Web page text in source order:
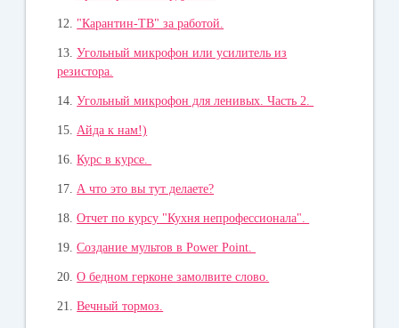
12. "Карантин-ТВ" за работой.
13.Угольный микрофон или усилитель из
резистора.
14.Угольный микрофон для ленивых. Часть 2.
15.Айда к нам!)
16.Курс в курсе.
17.А что это вы тут делаете?
18.Отчет по курсу "Кухня непрофессионала".
19.Создание мультов в Power Point.
20.О бедном герконе замолвите слово.
21.Вечный тормоз.